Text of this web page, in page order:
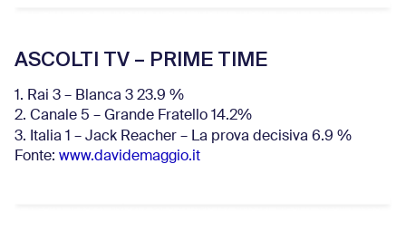
ASCOLTI TV – PRIME TIME
1. Rai 3 – Blanca 3 23.9 %
2. Canale 5 – Grande Fratello 14.2%
3. Italia 1 – Jack Reacher – La prova decisiva 6.9 %
Fonte: www.davidemaggio.it